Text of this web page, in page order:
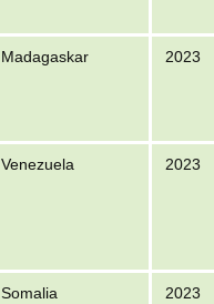
Madagaskar 2023
Venezuela 2023
Somalia 2023